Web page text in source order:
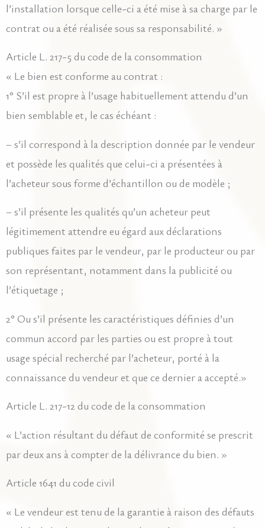
l’installation lorsque celle-ci a été mise à sa charge par le
contrat ou a été réalisée sous sa responsabilité. »
Article L. 217-5 du code de la consommation
« Le bien est conforme au contrat :
1° S’il est propre à l’usage habituellement attendu d’un
bien semblable et, le cas échéant :
– s’il correspond à la description donnée par le vendeur
et possède les qualités que celui-ci a présentées à
l’acheteur sous forme d’échantillon ou de modèle ;
– s’il présente les qualités qu’un acheteur peut
légitimement attendre eu égard aux déclarations
publiques faites par le vendeur, par le producteur ou par
son représentant, notamment dans la publicité ou
l’étiquetage ;
2° Ou s’il présente les caractéristiques définies d’un
commun accord par les parties ou est propre à tout
usage spécial recherché par l’acheteur, porté à la
connaissance du vendeur et que ce dernier a accepté.»
Article L. 217-12 du code de la consommation
« L’action résultant du défaut de conformité se prescrit
par deux ans à compter de la délivrance du bien. »
Article 1641 du code civil
« Le vendeur est tenu de la garantie à raison des défauts